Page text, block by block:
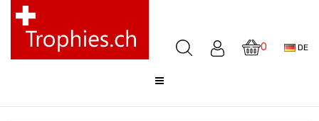
0 DE
Pokale
Medaillen
Awards
Glocken